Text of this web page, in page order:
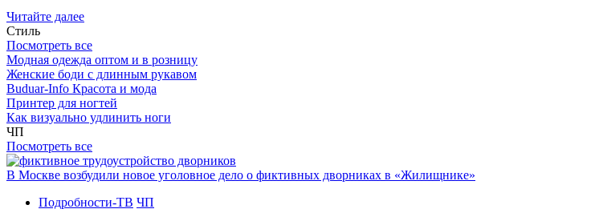
Читайте далее
Стиль
Посмотреть все
Модная одежда оптом и в розницу
Женские боди с длинным рукавом
Buduar-Info Красота и мода
Принтер для ногтей
Как визуально удлинить ноги
ЧП
Посмотреть все
В Москве возбудили новое уголовное дело о фиктивных дворниках в «Жилищнике»
Подробности-ТВ ЧП